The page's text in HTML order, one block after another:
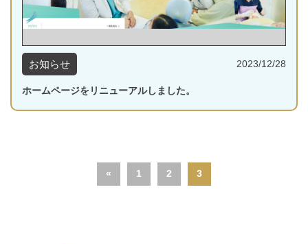
お知らせ 2023/12/28
ホームページをリニューアルしました。
« 1 2 3